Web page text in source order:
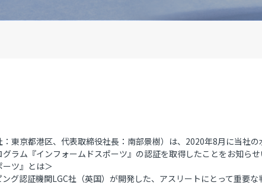
東京都港区、代表取締役社長：南部景樹）は、2020年8月に当社
ラム『インフォームドスポーツ』の認証を取得したことをお知らせ
ツ』とは＞
グ認証機関LGC社（英国）が開発した、アスリートにとって重要